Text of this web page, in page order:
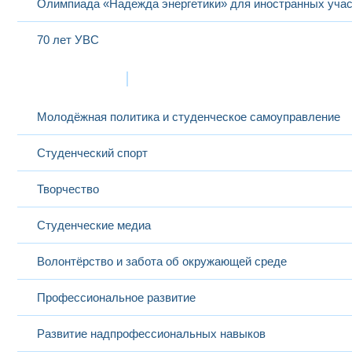
Олимпиада «Надежда энергетики» для иностранных
70 лет УВС
Молодёжная политика и студенческое самоуправление
Студенческий спорт
Творчество
Студенческие медиа
Волонтёрство и забота об окружающей среде
Профессиональное развитие
Развитие надпрофессиональных навыков